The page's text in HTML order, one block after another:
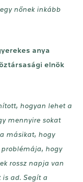
nőnek inkább
anya
elnök
hogyan lehet a
mennyire sokat
másikat, hogy
hogy
rossz napja van
is ad. Segít a